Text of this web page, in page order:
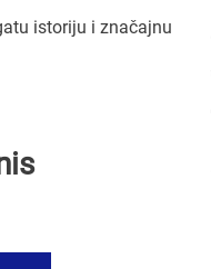
istoriju i značajnu